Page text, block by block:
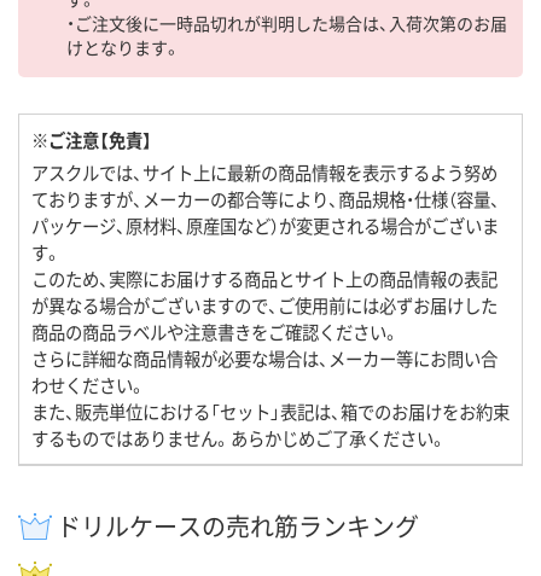
・ご注文後に一時品切れが判明した場合は、入荷次第のお届
けとなります。
※ご注意【免責】
アスクルでは、サイト上に最新の商品情報を表示するよう努め
ておりますが、メーカーの都合等により、商品規格・仕様（容量、
パッケージ、原材料、原産国など）が変更される場合がございま
す。
このため、実際にお届けする商品とサイト上の商品情報の表記
が異なる場合がございますので、ご使用前には必ずお届けした
商品の商品ラベルや注意書きをご確認ください。
さらに詳細な商品情報が必要な場合は、メーカー等にお問い合
わせください。
また、販売単位における「セット」表記は、箱でのお届けをお約束
するものではありません。あらかじめご了承ください。
ドリルケースの売れ筋ランキング